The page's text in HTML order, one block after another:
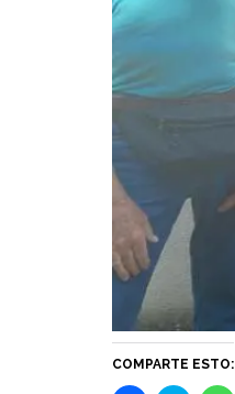
COMPARTE ESTO: